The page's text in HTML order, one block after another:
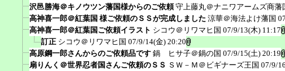
沢邑勝海＠キノウツン藩国様からのご依頼 守上藤丸＠ナニワアームズ商藩
高神喜一郎＠紅葉国 様ご依頼のＳＳが完成しました 涼華＠海法よけ藩国
高神喜一郎＠紅葉国ご依頼イラスト シコウ＠リワマヒ国 07/9/13(木) 11:17
訂正 シコウ＠リワマヒ国 07/9/14(金) 20:20
高原鋼一郎さんからのご依頼品です 鍋 ヒサ子＠鍋の国 07/9/15(土) 20:19
扇りんく＠世界忍者国さんご依頼のＳＳ ＳＷ－Ｍ＠ビギナーズ王国 07/9/